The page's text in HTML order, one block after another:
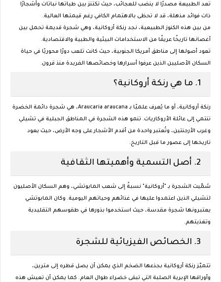
تعد الطبيعة مصدرًا لا ينضب للعجائب، حيث تكتنز بين طياتها نباتات وأشجارًا
ذات فوائد مذهلة، قد لا تحظى بالاهتمام الكافي رغم قيمتها العالية.
من بين هذه الكنوز الطبيعية، نجدرنكة أروكانية، وهي شجرة قديمة تحمل بين
أغصانها تاريخًا عريقًا من الاستخدامات البيئية والطبية والاقتصادية.
تعود أصولها إلى مناطق أمريكا الجنوبية، حيث كانت تلعب دورًا محوريًا في حياة
السكان الأصليين الذين عرفوا أسرارها وخصائصها الفريدة منذ قرون.
1. ما هي رنكة أروكانية؟
رنكة أروكانية، أو ما يُعرف علميًا بـAraucaria araucana، هي شجرة دائمة الخضرة
تنتمي إلى عائلة الأروكاريات. تنمو هذه الشجرة في المناطق الجبلية في تشيلي
وغرب الأرجنتين، وتُعتبر واحدة من أقدم الأشجار على وجه الأرض، حيث يعود
تاريخها إلى عصور ما قبل التاريخ.
2. أصل التسمية وأهميتها الثقافية
سُمّيت الشجرة بـ "أروكانية" نسبةً إلى شعب المابوتشي، وهم السكان الأصليون
لتشيلي الذين اعتمدوا عليها في غذائهم وحياتهم اليومية. وكان المابوتشي
يعتبرونها شجرة مقدسة، حيث استخدموا بذورها في طقوسهم التقليدية
وتغذيتهم.
3. الخصائص الفيزيائية للشجرة
تتميّز رنكة أروكانية بجذعها الضخم الذي يمكن أن يصل قطره إلى مترين،
وأوراقها الإبرية الصلبة التي تبقى خضراء طوال العام. كما يمكن أن تعيش هذه